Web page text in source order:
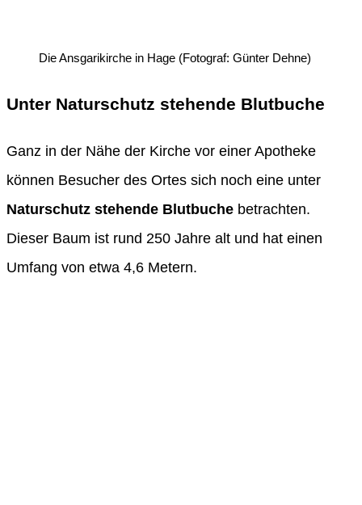
Die Ansgarikirche in Hage (Fotograf: Günter Dehne)
Unter Naturschutz stehende Blutbuche
Ganz in der Nähe der Kirche vor einer Apotheke
können Besucher des Ortes sich noch eine unter
Naturschutz stehende Blutbuche betrachten.
Dieser Baum ist rund 250 Jahre alt und hat einen
Umfang von etwa 4,6 Metern.